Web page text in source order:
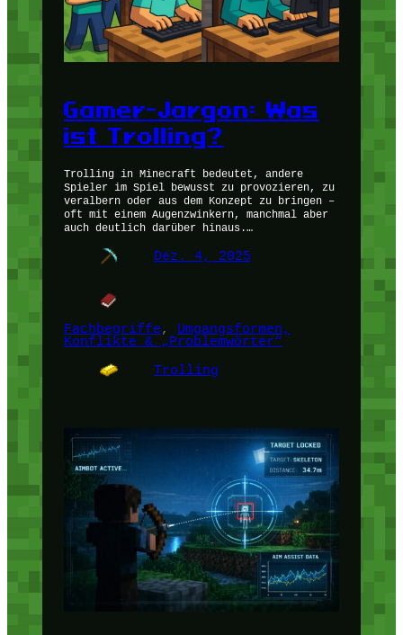
Gamer-Jargon: Was
ist Trolling?
Trolling in Minecraft bedeutet, andere
Spieler im Spiel bewusst zu provozieren, zu
veralbern oder aus dem Konzept zu bringen –
oft mit einem Augenzwinkern, manchmal aber
auch deutlich darüber hinaus.…
Dez. 4, 2025
Fachbegriffe, Umgangsformen,
Konflikte & „Problemwörter“
Trolling